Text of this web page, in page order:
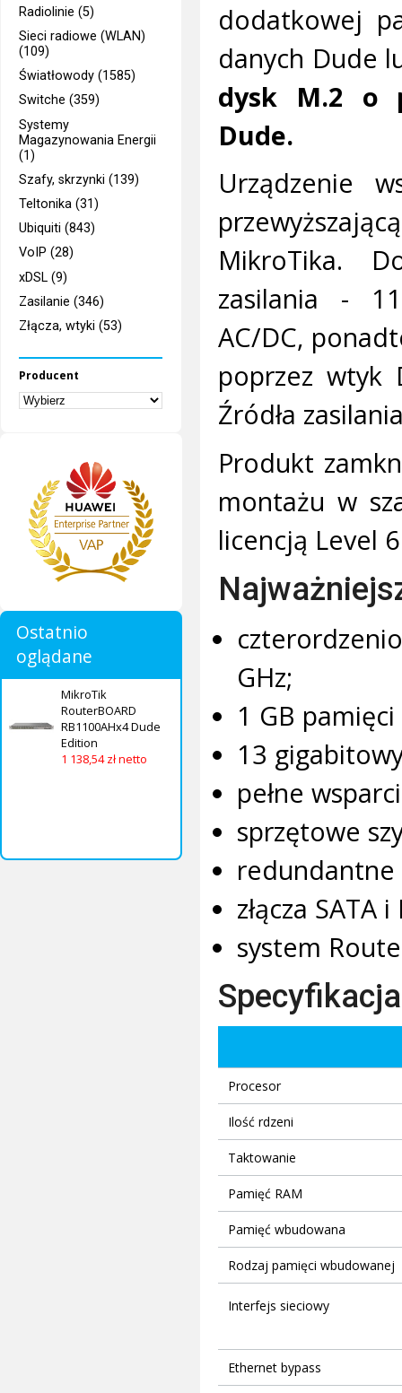
Radiolinie (5)
Sieci radiowe (WLAN)
(109)
Światłowody (1585)
Switche (359)
Systemy
Magazynowania Energii
(1)
Szafy, skrzynki (139)
Teltonika (31)
Ubiquiti (843)
VoIP (28)
xDSL (9)
Zasilanie (346)
Złącza, wtyki (53)
Producent
Ostatnio
oglądane
MikroTik
RouterBOARD
RB1100AHx4 Dude
Edition
1 138,54 zł netto
dodatkowej
danych Dude
dysk M.2 o
Dude.
Urządzenie
MikroTika.
zasilania -
AC/DC,
poprzez wtyk
Źródła
Produkt
montażu w
licencją Level
GHz;
1 GB pamięci
13
pełne
sprzętowe
redundantne
złącza SATA
system
Procesor
Ilość rdzeni
Taktowanie
Pamięć RAM
Pamięć wbudowana
Rodzaj pamięci wbudowanej
Interfejs sieciowy
Ethernet bypass